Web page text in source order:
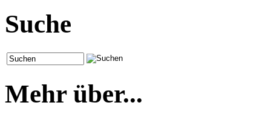
Suche
Mehr über...